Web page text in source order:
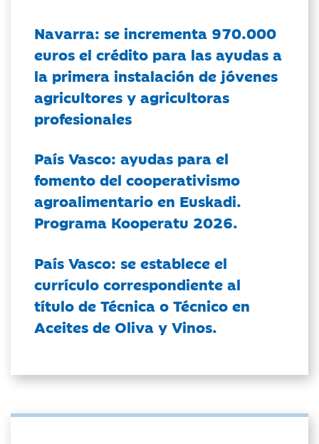
Navarra: se incrementa 970.000
euros el crédito para las ayudas a
la primera instalación de jóvenes
agricultores y agricultoras
profesionales
País Vasco: ayudas para el
fomento del cooperativismo
agroalimentario en Euskadi.
Programa Kooperatu 2026.
País Vasco: se establece el
currículo correspondiente al
título de Técnica o Técnico en
Aceites de Oliva y Vinos.